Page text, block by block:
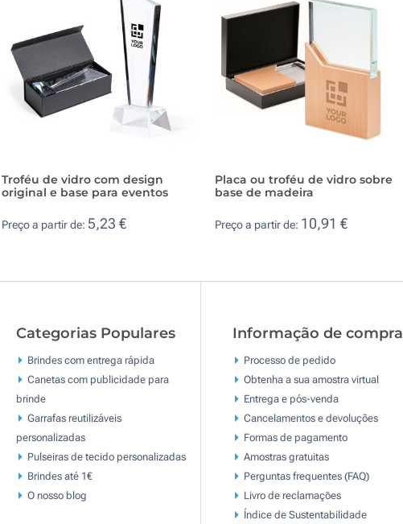
Troféu de vidro com design
original e base para eventos
Preço a partir de: 5,23 €
Placa ou troféu de vidro sobre
base de madeira
Preço a partir de: 10,91 €
Categorias Populares
Brindes com entrega rápida
Canetas com publicidade para
brinde
Garrafas reutilizáveis
personalizadas
Pulseiras de tecido personalizadas
Brindes até 1€
O nosso blog
Informação de compra
Processo de pedido
Obtenha a sua amostra virtual
Entrega e pós-venda
Cancelamentos e devoluções
Formas de pagamento
Amostras gratuitas
Perguntas frequentes (FAQ)
Livro de reclamaçōes
Índice de Sustentabilidade